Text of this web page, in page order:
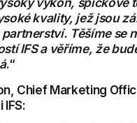
kvality, jež jsou
Těšíme se
IFS a věříme, že
.“
Chief Marketing